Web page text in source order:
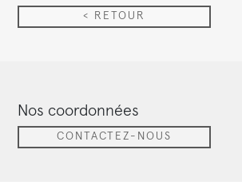
< RETOUR
Nos coordonnées
CONTACTEZ-NOUS